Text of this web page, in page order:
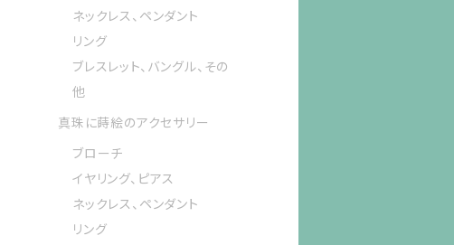
ネックレス、ペンダント
リング
ブレスレット、バングル、その
他
真珠に蒔絵のアクセサリー
ブローチ
イヤリング、ピアス
ネックレス、ペンダント
リング